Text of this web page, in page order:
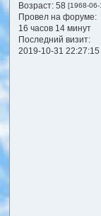
Возраст:58 [1968-06-
Провел на форуме:
16 часов 14 минут
Последний визит:
2019-10-31 22:27:15